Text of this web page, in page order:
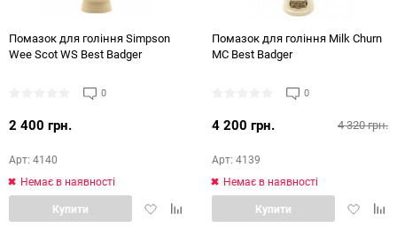
Помазок для гоління Simpson
Wee Scot WS Best Badger
0
2 400 грн.
Арт: 4140
Немає в наявності
ДодатиДодати
Купити
Помазок для гоління Milk Churn
MC Best Badger
0
4 320 грн.
4 200 грн.
Арт: 4139
Немає в наявності
Додати
Купити